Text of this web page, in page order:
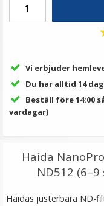
Step Up Ring
Vi erbjuder
Du har alltid 14
Beställ före 14:00
vardagar)
Haida
ND512
Haidas justerbara ND-